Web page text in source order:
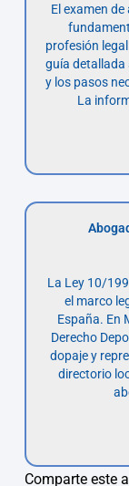
El examen
profesión
guía detallada
y los pasos
La
La Ley 10/
el marco
España. En
Derecho
dopaje y
directorio
Comparte este